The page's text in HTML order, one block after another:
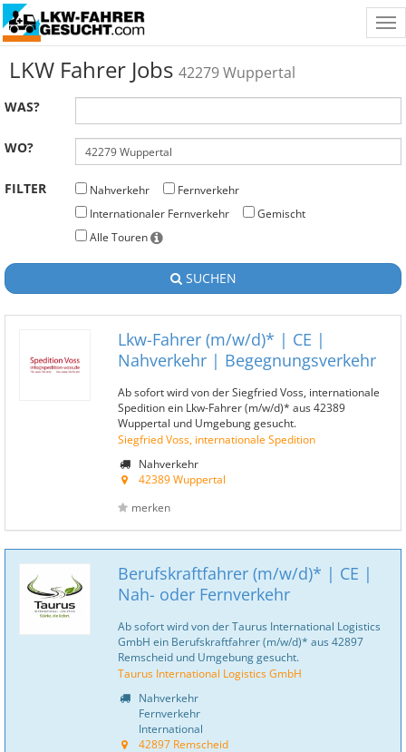
LKW Fahrer Jobs 42279 Wuppertal
WAS?
WO?
FILTER Nahverkehr
Fernverkehr
Internationaler Fernverkehr
Gemischt
Alle Touren
SUCHEN
Lkw-Fahrer (m/w/d)* | CE |
Nahverkehr | Begegnungsverkehr
Ab sofort wird von der Siegfried Voss, internationale
Spedition ein Lkw-Fahrer (m/w/d)* aus 42389
Wuppertal und Umgebung gesucht.
Siegfried Voss, internationale Spedition
Nahverkehr
42389 Wuppertal
merken
Berufskraftfahrer (m/w/d)* | CE |
Nah- oder Fernverkehr
Ab sofort wird von der Taurus International Logistics
GmbH ein Berufskraftfahrer (m/w/d)* aus 42897
Remscheid und Umgebung gesucht.
Taurus International Logistics GmbH
Nahverkehr
Fernverkehr
International
42897 Remscheid